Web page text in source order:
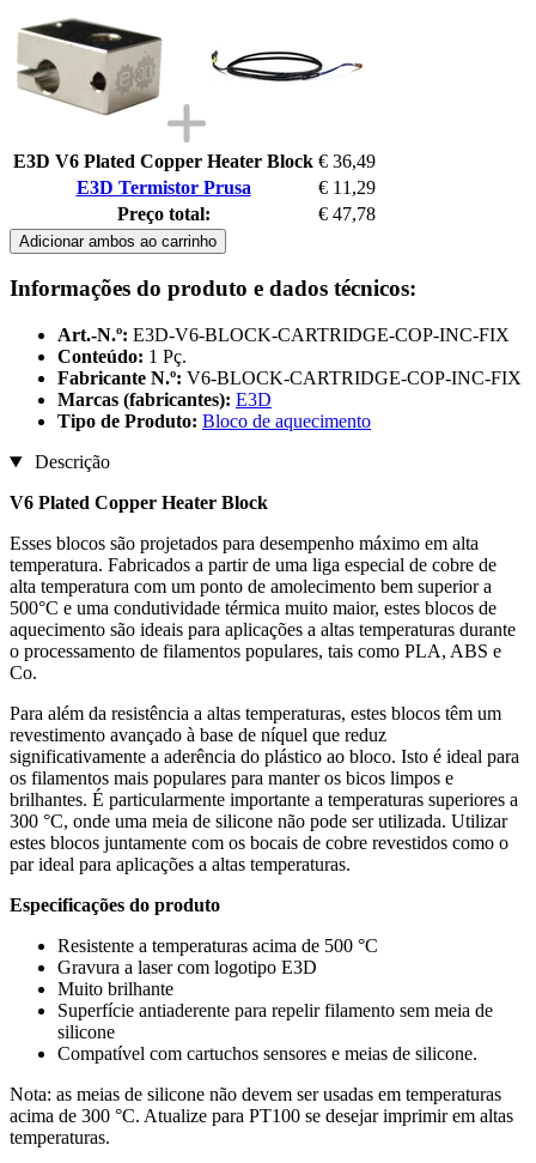
E3D V6 Plated Copper Heater Block € 36,49
E3D Termistor Prusa
€ 11,29
Preço total:
€ 47,78
Adicionar ambos ao carrinho
Informações do produto e dados técnicos:
Art.-N.º: E3D-V6-BLOCK-CARTRIDGE-COP-INC-FIX
Conteúdo: 1 Pç.
Fabricante N.º: V6-BLOCK-CARTRIDGE-COP-INC-FIX
Marcas (fabricantes): E3D
Tipo de Produto: Bloco de aquecimento
Descrição
V6 Plated Copper Heater Block
Esses blocos são projetados para desempenho máximo em alta
temperatura. Fabricados a partir de uma liga especial de cobre de
alta temperatura com um ponto de amolecimento bem superior a
500°C e uma condutividade térmica muito maior, estes blocos de
aquecimento são ideais para aplicações a altas temperaturas durante
o processamento de filamentos populares, tais como PLA, ABS e
Co.
Para além da resistência a altas temperaturas, estes blocos têm um
revestimento avançado à base de níquel que reduz
significativamente a aderência do plástico ao bloco. Isto é ideal para
os filamentos mais populares para manter os bicos limpos e
brilhantes. É particularmente importante a temperaturas superiores a
300 °C, onde uma meia de silicone não pode ser utilizada. Utilizar
estes blocos juntamente com os bocais de cobre revestidos como o
par ideal para aplicações a altas temperaturas.
Especificações do produto
Resistente a temperaturas acima de 500 °C
Gravura a laser com logotipo E3D
Muito brilhante
Superfície antiaderente para repelir filamento sem meia de
silicone
Compatível com cartuchos sensores e meias de silicone.
Nota: as meias de silicone não devem ser usadas em temperaturas
acima de 300 °C. Atualize para PT100 se desejar imprimir em altas
temperaturas.